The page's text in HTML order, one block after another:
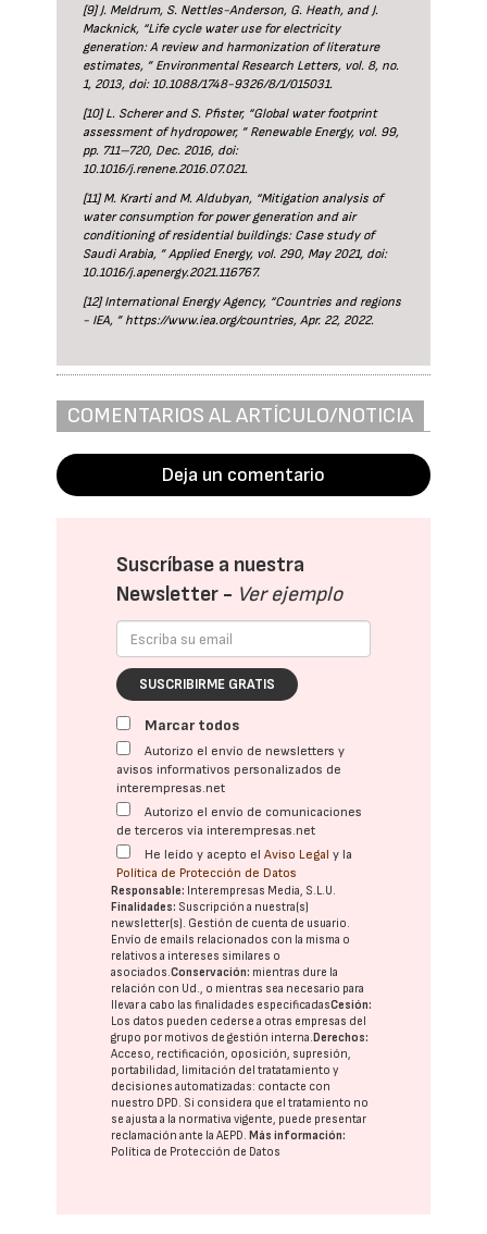
[9] J. Meldrum, S. Nettles-Anderson, G. Heath, and J.
Macknick, “Life cycle water use for electricity
generation: A review and harmonization of literature
estimates, ” Environmental Research Letters, vol. 8, no.
1, 2013, doi: 10.1088/1748-9326/8/1/015031.
[10] L. Scherer and S. Pfister, “Global water footprint
assessment of hydropower, ” Renewable Energy, vol. 99,
pp. 711–720, Dec. 2016, doi:
10.1016/j.renene.2016.07.021.
[11] M. Krarti and M. Aldubyan, “Mitigation analysis of
water consumption for power generation and air
conditioning of residential buildings: Case study of
Saudi Arabia, ” Applied Energy, vol. 290, May 2021, doi:
10.1016/j.apenergy.2021.116767.
[12] International Energy Agency, “Countries and regions
- IEA, ” https://www.iea.org/countries, Apr. 22, 2022.
COMENTARIOS AL ARTÍCULO/NOTICIA
Deja un comentario
Suscríbase a nuestra
Newsletter - Ver ejemplo
SUSCRIBIRME GRATIS
Marcar todos
Autorizo el envío de newsletters y
avisos informativos personalizados de
interempresas.net
Autorizo el envío de comunicaciones
de terceros vía interempresas.net
He leído y acepto elAviso Legal y la
Política de Protección de Datos
Responsable: Interempresas Media, S.L.U.
Finalidades: Suscripción a nuestra(s)
newsletter(s). Gestión de cuenta de usuario.
Envío de emails relacionados con la misma o
relativos a intereses similares o
asociados.Conservación: mientras dure la
relación con Ud., o mientras sea necesario para
llevar a cabo las finalidades especificadasCesión:
Los datos pueden cederse a otras empresas del
grupo por motivos de gestión interna. Derechos:
Acceso, rectificación, oposición, supresión,
portabilidad, limitación del tratatamiento y
decisiones automatizadas: contacte con
nuestro DPD. Si considera que el tratamiento no
se ajusta a la normativa vigente, puede presentar
reclamación ante laAEPD. Más información:
Política de Protección de Datos